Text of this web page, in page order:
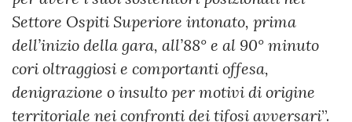
Settore Ospiti Superiore intonato, prima
dell’inizio della gara, all’88° e al 90° minuto
cori oltraggiosi e comportanti offesa,
denigrazione o insulto per motivi di origine
territoriale nei confronti dei tifosi avversari”.